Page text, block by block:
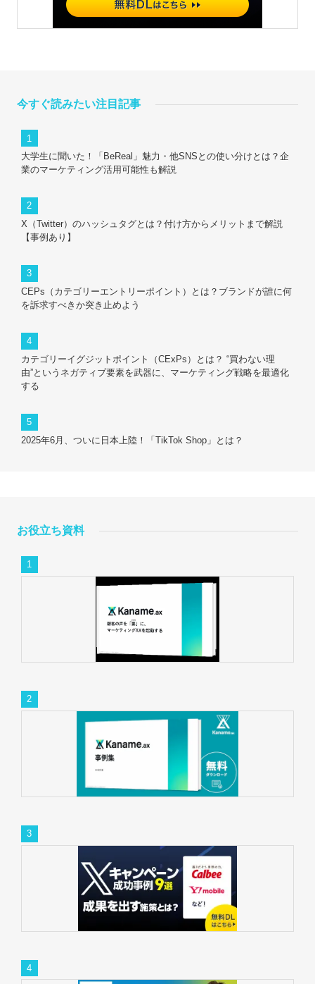
今すぐ読みたい注目記事
大学生に聞いた！「BeReal」魅力・他SNSとの使い分けとは？企
業のマーケティング活用可能性も解説
X（Twitter）のハッシュタグとは？付け方からメリットまで解説
【事例あり】
CEPs（カテゴリーエントリーポイント）とは？ブランドが誰に何
を訴求すべきか突き止めよう
カテゴリーイグジットポイント（CExPs）とは？ “買わない理
由”というネガティブ要素を武器に、マーケティング戦略を最適化
する
2025年6月、ついに日本上陸！「TikTok Shop」とは？
お役立ち資料